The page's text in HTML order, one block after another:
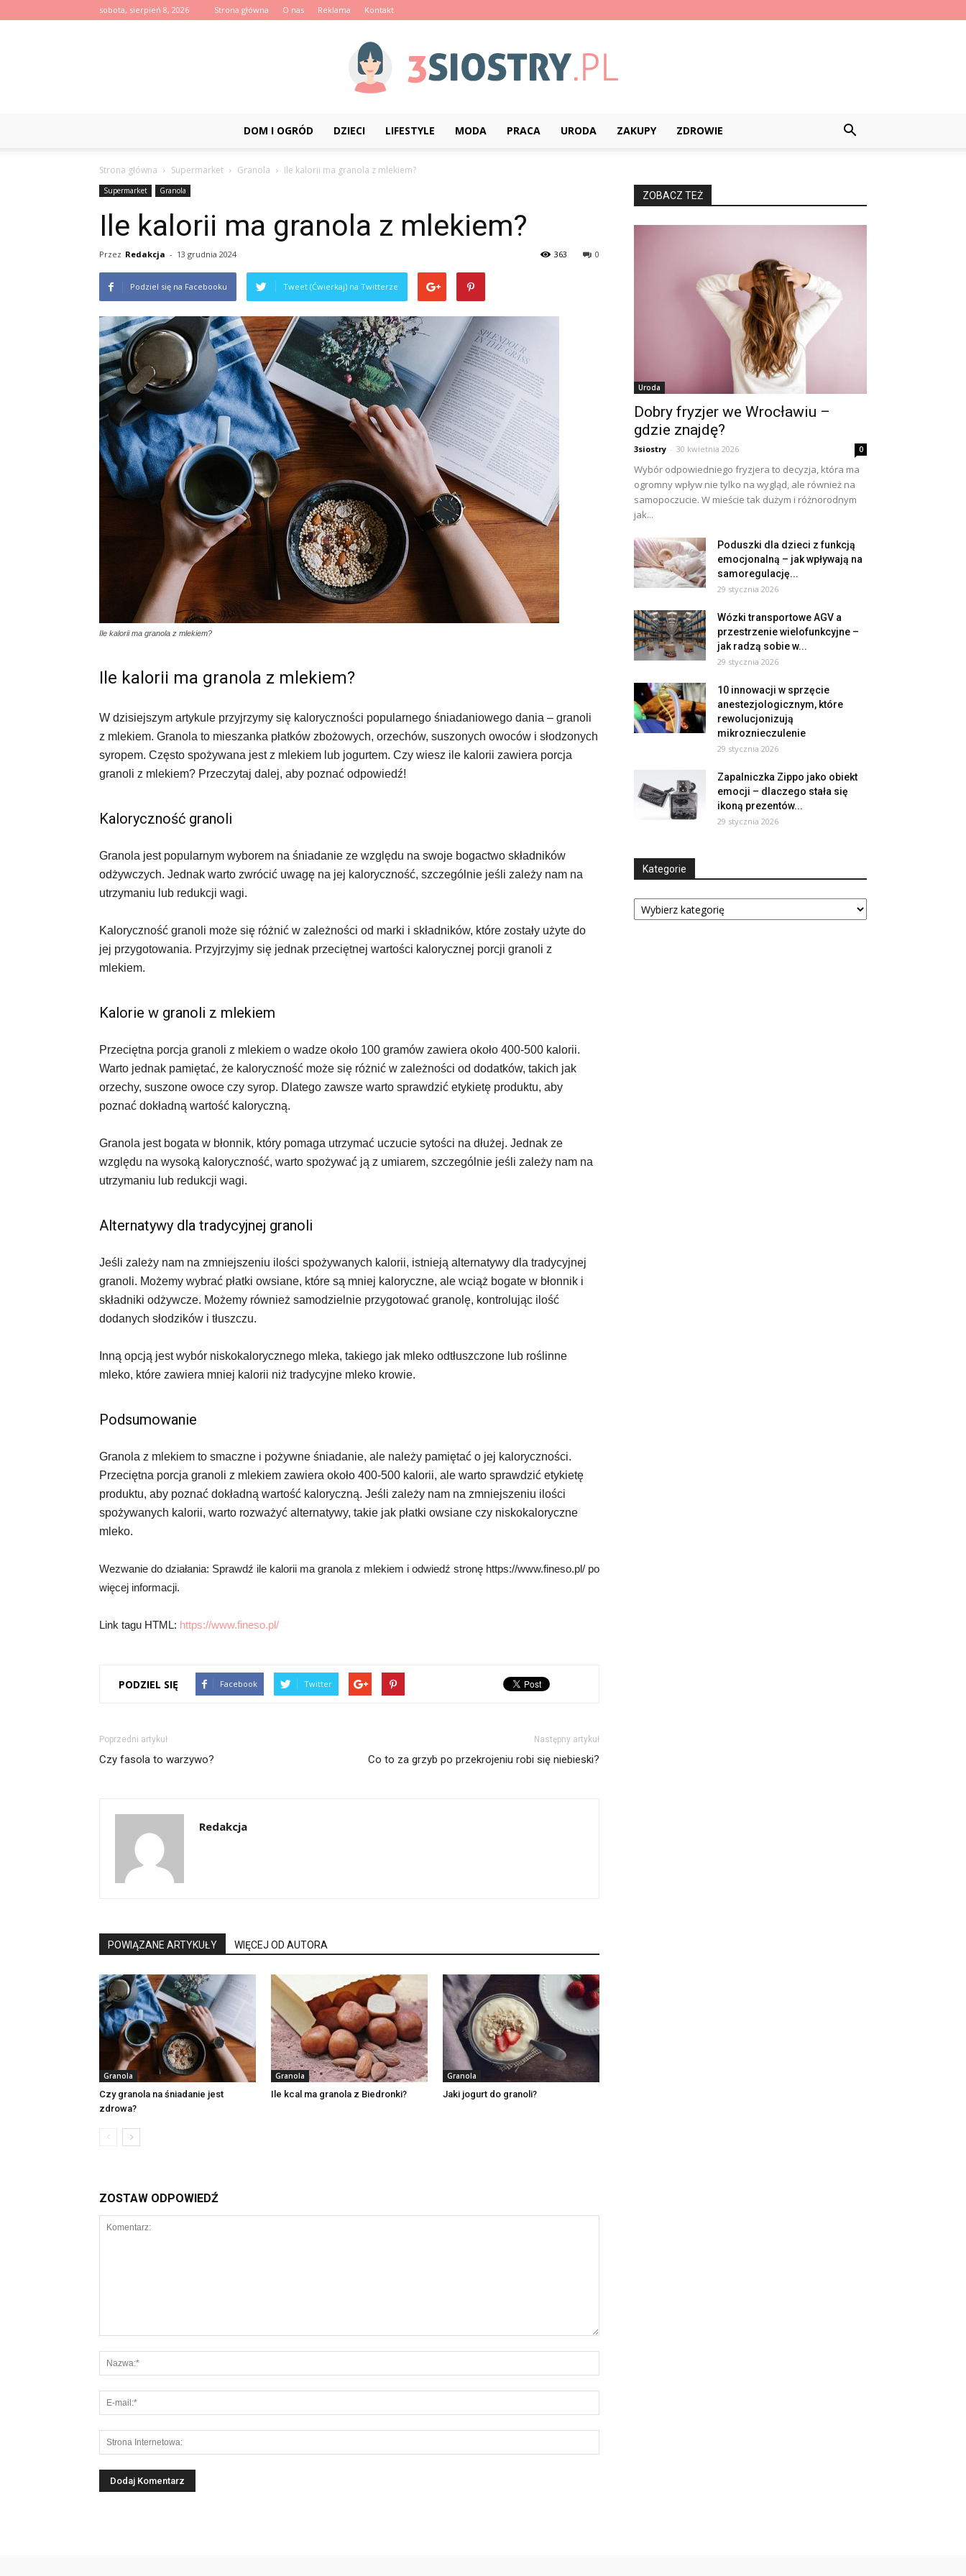
sobota, sierpień 8, 2026 Strona główna O nas Reklama Kontakt
DOM I OGRÓD DZIECI LIFESTYLE MODA PRACA URODA ZAKUPY ZDROWIE
Strona główna Supermarket Granola Ile kalorii ma granola z mlekiem?
Supermarket Granola
Ile kalorii ma granola z mlekiem?
Przez Redakcja - 13 grudnia 2024 0
363
Podziel się na Facebooku Tweet (Ćwierkaj) na Twitterze
Ile kalorii ma granola z mlekiem?
Ile kalorii ma granola z mlekiem?
W dzisiejszym artykule przyjrzymy się kaloryczności popularnego śniadaniowego dania – granoli
z mlekiem. Granola to mieszanka płatków zbożowych, orzechów, suszonych owoców i słodzonych
syropem. Często spożywana jest z mlekiem lub jogurtem. Czy wiesz ile kalorii zawiera porcja
granoli z mlekiem? Przeczytaj dalej, aby poznać odpowiedź!
Kaloryczność granoli
Granola jest popularnym wyborem na śniadanie ze względu na swoje bogactwo składników
odżywczych. Jednak warto zwrócić uwagę na jej kaloryczność, szczególnie jeśli zależy nam na
utrzymaniu lub redukcji wagi.
Kaloryczność granoli może się różnić w zależności od marki i składników, które zostały użyte do
jej przygotowania. Przyjrzyjmy się jednak przeciętnej wartości kalorycznej porcji granoli z
mlekiem.
Kalorie w granoli z mlekiem
Przeciętna porcja granoli z mlekiem o wadze około 100 gramów zawiera około 400-500 kalorii.
Warto jednak pamiętać, że kaloryczność może się różnić w zależności od dodatków, takich jak
orzechy, suszone owoce czy syrop. Dlatego zawsze warto sprawdzić etykietę produktu, aby
poznać dokładną wartość kaloryczną.
Granola jest bogata w błonnik, który pomaga utrzymać uczucie sytości na dłużej. Jednak ze
względu na wysoką kaloryczność, warto spożywać ją z umiarem, szczególnie jeśli zależy nam na
utrzymaniu lub redukcji wagi.
Alternatywy dla tradycyjnej granoli
Jeśli zależy nam na zmniejszeniu ilości spożywanych kalorii, istnieją alternatywy dla tradycyjnej
granoli. Możemy wybrać płatki owsiane, które są mniej kaloryczne, ale wciąż bogate w błonnik i
składniki odżywcze. Możemy również samodzielnie przygotować granolę, kontrolując ilość
dodanych słodzików i tłuszczu.
Inną opcją jest wybór niskokalorycznego mleka, takiego jak mleko odtłuszczone lub roślinne
mleko, które zawiera mniej kalorii niż tradycyjne mleko krowie.
Podsumowanie
Granola z mlekiem to smaczne i pożywne śniadanie, ale należy pamiętać o jej kaloryczności.
Przeciętna porcja granoli z mlekiem zawiera około 400-500 kalorii, ale warto sprawdzić etykietę
produktu, aby poznać dokładną wartość kaloryczną. Jeśli zależy nam na zmniejszeniu ilości
spożywanych kalorii, warto rozważyć alternatywy, takie jak płatki owsiane czy niskokaloryczne
mleko.
Wezwanie do działania: Sprawdź ile kalorii ma granola z mlekiem i odwiedź stronę https://www.fineso.pl/ po
więcej informacji.
Link tagu HTML: https://www.fineso.pl/
PODZIEL SIĘ Facebook Twitter
Poprzedni artykuł
Czy fasola to warzywo?
Następny artykuł
Co to za grzyb po przekrojeniu robi się niebieski?
Redakcja
POWIĄZANE ARTYKUŁY WIĘCEJ OD AUTORA
Granola
Czy granola na śniadanie jest
zdrowa?
Granola
Ile kcal ma granola z Biedronki?
Granola
Jaki jogurt do granoli?
ZOSTAW ODPOWIEDŹ
ZOBACZ TEŻ
Uroda
Dobry fryzjer we Wrocławiu –
gdzie znajdę?
3siostry - 30 kwietnia 2026 0
Wybór odpowiedniego fryzjera to decyzja, która ma
ogromny wpływ nie tylko na wygląd, ale również na
samopoczucie. W mieście tak dużym i różnorodnym
jak...
Poduszki dla dzieci z funkcją
emocjonalną – jak wpływają na
samoregulację...
29 stycznia 2026
Wózki transportowe AGV a
przestrzenie wielofunkcyjne –
jak radzą sobie w...
29 stycznia 2026
10 innowacji w sprzęcie
anestezjologicznym, które
rewolucjonizują
mikroznieczulenie
29 stycznia 2026
Zapalniczka Zippo jako obiekt
emocji – dlaczego stała się
ikoną prezentów...
29 stycznia 2026
Kategorie
Kategorie